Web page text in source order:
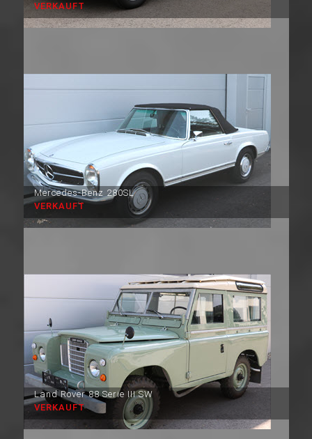
VERKAUFT
Mercedes-Benz 280SL
VERKAUFT
Land Rover 88 Serie III SW
VERKAUFT